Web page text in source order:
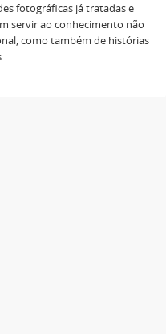
fotográficas já tratadas e
servir ao conhecimento não
como também de histórias